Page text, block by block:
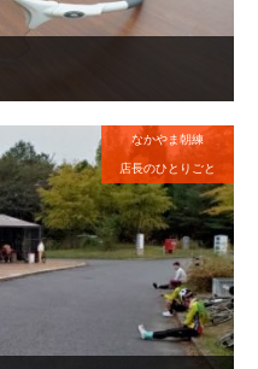
なかやま朝練
店長のひとりごと